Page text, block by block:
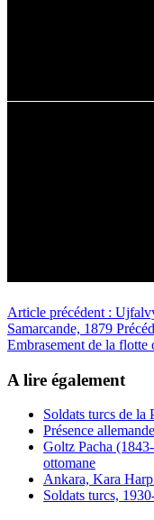
Article précédent :
Samarcande, 1879
Embrasement de la flotte
A lire également
Soldats turcs de la
Présence
Goltz Pacha
ottomane
Ankara, Kara
Soldats turcs,